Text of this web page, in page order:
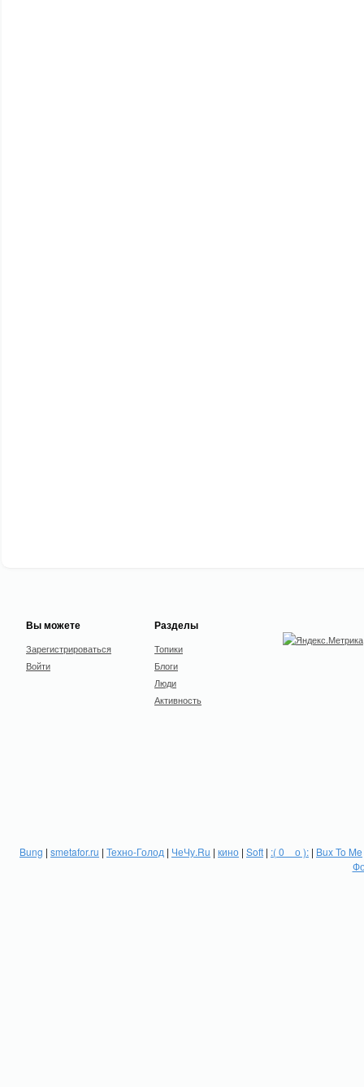
Вы можете
Зарегистрироваться
Войти
Разделы
Топики
Блоги
Люди
Активность
Bung | smetafor.ru | Техно-Голод | ЧеЧу.Ru | кино | Soft | :( 0 _ о ): | Bux To Me